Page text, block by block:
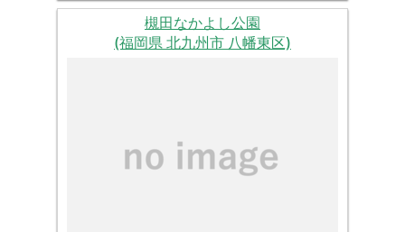
槻田なかよし公園
(福岡県 北九州市 八幡東区)